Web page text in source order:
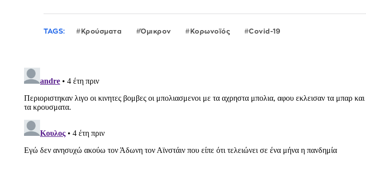
TAGS: Κρούσματα Όμικρον Κορωνοϊός Covid-19